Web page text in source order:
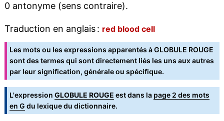
0 antonyme (sens contraire).
Traduction en anglais : red blood cell
Les mots ou les expressions apparentés à GLOBULE ROUGE
sont des termes qui sont directement liés les uns aux autres
par leur signification, générale ou spécifique.
L'expression GLOBULE ROUGE est dans la page 2 des mots
en G du lexique du dictionnaire.